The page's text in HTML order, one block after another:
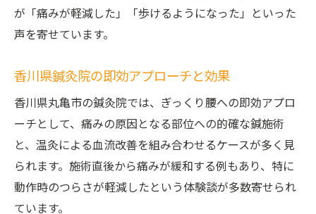
が「痛みが軽減した」「歩けるようになった」といった
声を寄せています。
香川県鍼灸院の即効アプローチと効果
香川県丸亀市の鍼灸院では、ぎっくり腰への即効アプロ
ーチとして、痛みの原因となる部位への的確な鍼施術
と、温灸による血流改善を組み合わせるケースが多く見
られます。施術直後から痛みが緩和する例もあり、特に
動作時のつらさが軽減したという体験談が多数寄せられ
ています。